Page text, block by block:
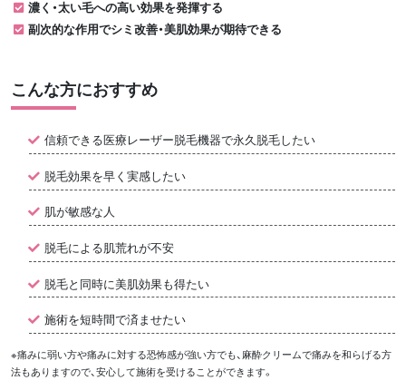
濃く・太い毛への高い効果を発揮する
副次的な作用でシミ改善・美肌効果が期待できる
こんな方におすすめ
信頼できる医療レーザー脱毛機器で永久脱毛したい
脱毛効果を早く実感したい
肌が敏感な人
脱毛による肌荒れが不安
脱毛と同時に美肌効果も得たい
施術を短時間で済ませたい
※痛みに弱い方や痛みに対する恐怖感が強い方でも、麻酔クリームで痛みを和らげる方
法もありますので、安心して施術を受けることができます。